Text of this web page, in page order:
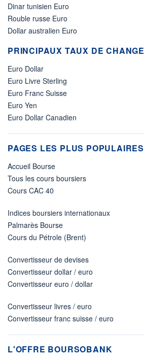
Dinar tunisien Euro
Rouble russe Euro
Dollar australien Euro
PRINCIPAUX TAUX DE CHANGE
Euro Dollar
Euro Livre Sterling
Euro Franc Suisse
Euro Yen
Euro Dollar Canadien
PAGES LES PLUS POPULAIRES
Accueil Bourse
Tous les cours boursiers
Cours CAC 40
Indices boursiers internationaux
Palmarès Bourse
Cours du Pétrole (Brent)
Convertisseur de devises
Convertisseur dollar / euro
Convertisseur euro / dollar
Convertisseur livres / euro
Convertisseur franc suisse / euro
L'OFFRE BOURSOBANK